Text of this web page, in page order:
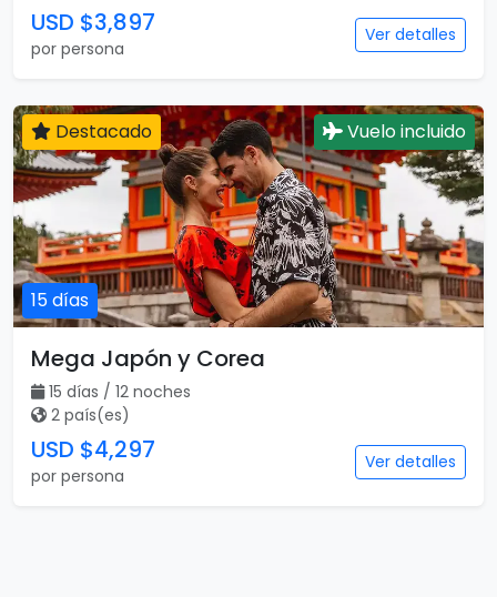
USD $3,897
por persona
Ver detalles
15 días
Destacado Vuelo incluido
Mega Japón y Corea
15 días / 12 noches
2 país(es)
USD $4,297
por persona
Ver detalles